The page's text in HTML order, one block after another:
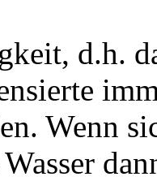
d.h.
Wenn